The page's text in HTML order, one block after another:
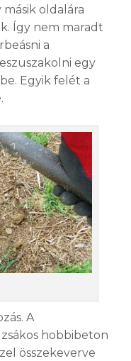
oldalára
Így nem maradt
a
egy
Egyik felét a
A
hobbibeton
összekeverve